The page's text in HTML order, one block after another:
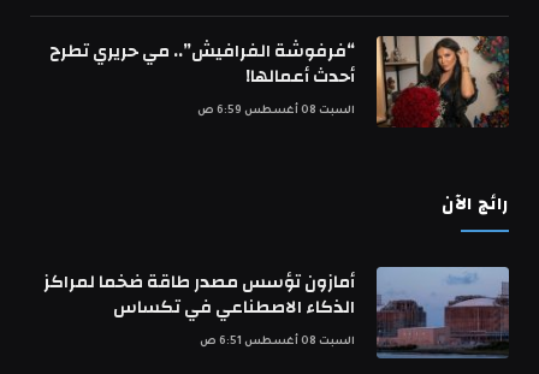
“فرفوشة الفرافيش”.. مي حريري تطرح
أحدث أعمالها!
السبت 08 أغسطس 6:59 ص
رائج الآن
أمازون تؤسس مصدر طاقة ضخما لمراكز
الذكاء الاصطناعي في تكساس
السبت 08 أغسطس 6:51 ص